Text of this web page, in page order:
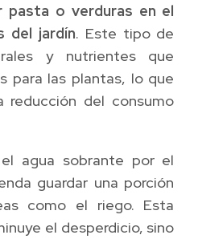
pasta o verduras en el
del jardín. Este tipo de
y nutrientes que
para las plantas, lo que
reducción del consumo
agua sobrante por el
guardar una porción
como el riego. Esta
el desperdicio, sino